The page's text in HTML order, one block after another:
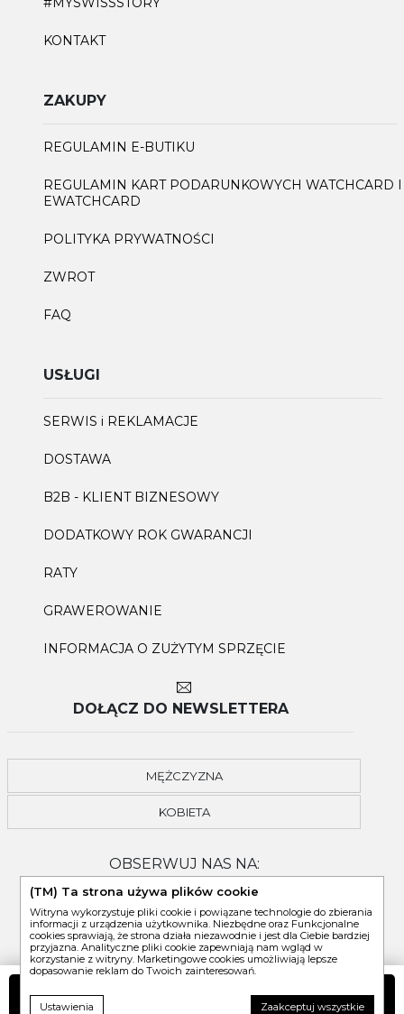
DO KOSZYKA
KONTAKT
ZAKUPY
REGULAMIN E-BUTIKU
REGULAMIN KART PODARUNKOWYCH WATCHCARD I
EWATCHCARD
POLITYKA PRYWATNOŚCI
ZWROT
FAQ
USŁUGI
SERWIS i REKLAMACJE
DOSTAWA
B2B - KLIENT BIZNESOWY
DODATKOWY ROK GWARANCJI
RATY
GRAWEROWANIE
INFORMACJA O ZUŻYTYM SPRZĘCIE
DOŁĄCZ DO NEWSLETTERA
MĘŻCZYZNA
KOBIETA
OBSERWUJ NAS NA:
(TM) Ta strona używa plików cookie
Witryna wykorzystuje pliki cookie i powiązane technologie do zbierania
informacji z urządzenia użytkownika. Niezbędne oraz Funkcjonalne
cookies sprawiają, że strona działa niezawodnie i jest dla Ciebie bardziej
przyjazna. Analityczne pliki cookie zapewniają nam wgląd w
korzystanie z witryny. Marketingowe cookies umożliwiają lepsze
dopasowanie reklam do Twoich zainteresowań.
Ustawienia Zaakceptuj wszystkie